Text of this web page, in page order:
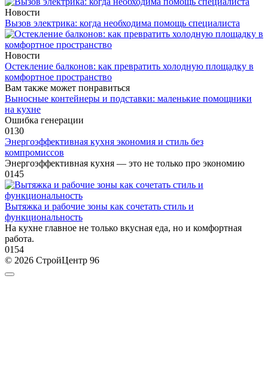
Новости
Вызов электрика: когда необходима помощь специалиста
Новости
Остекление балконов: как превратить холодную площадку в
комфортное пространство
Вам также может понравиться
Выносные контейнеры и подставки: маленькие помощники
на кухне
Ошибка генерации
0130
Энергоэффективная кухня экономия и стиль без
компромиссов
Энергоэффективная кухня — это не только про экономию
0145
Вытяжка и рабочие зоны как сочетать стиль и
функциональность
На кухне главное не только вкусная еда, но и комфортная
работа.
0154
© 2026 СтройЦентр 96